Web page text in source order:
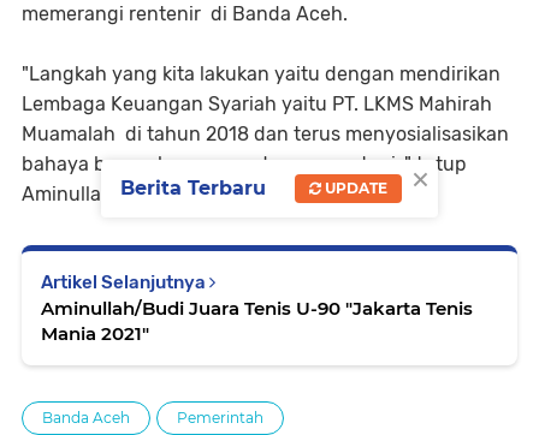
memerangi rentenir di Banda Aceh.
"Langkah yang kita lakukan yaitu dengan mendirikan
Lembaga Keuangan Syariah yaitu PT. LKMS Mahirah
Muamalah di tahun 2018 dan terus menyosialisasikan
bahaya bunga berurusan dengan rentenir," tutup
Aminullah.(Red)
Artikel Selanjutnya
Aminullah/Budi Juara Tenis U-90 "Jakarta Tenis
Mania 2021"
Banda Aceh Pemerintah
×
Berita Terbaru UPDATE